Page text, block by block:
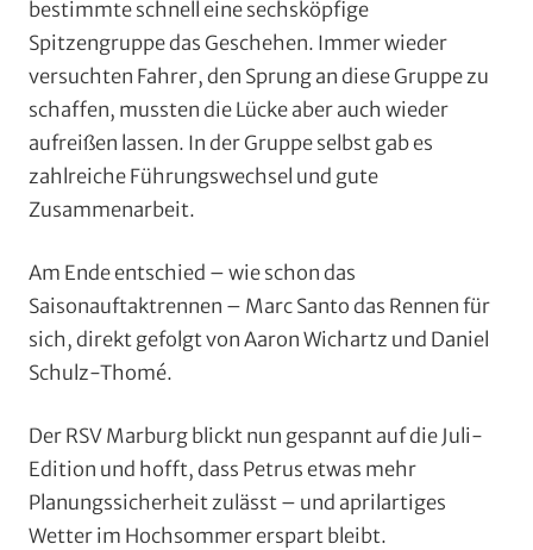
bestimmte schnell eine sechsköpfige
Spitzengruppe das Geschehen. Immer wieder
versuchten Fahrer, den Sprung an diese Gruppe zu
schaffen, mussten die Lücke aber auch wieder
aufreißen lassen. In der Gruppe selbst gab es
zahlreiche Führungswechsel und gute
Zusammenarbeit.
Am Ende entschied – wie schon das
Saisonauftaktrennen – Marc Santo das Rennen für
sich, direkt gefolgt von Aaron Wichartz und Daniel
Schulz-Thomé.
Der RSV Marburg blickt nun gespannt auf die Juli-
Edition und hofft, dass Petrus etwas mehr
Planungssicherheit zulässt – und aprilartiges
Wetter im Hochsommer erspart bleibt.